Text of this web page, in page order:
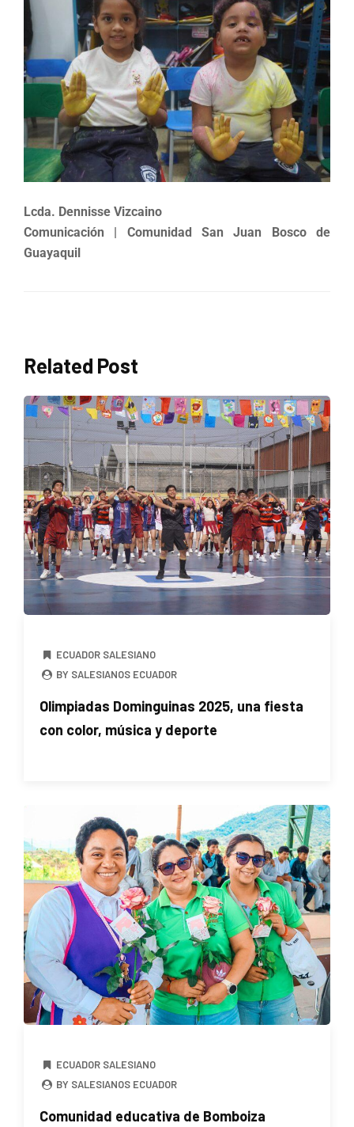
Lcda. Dennisse Vizcaino
Comunicación | Comunidad San Juan Bosco de
Guayaquil
Related Post
ECUADOR SALESIANO
BY SALESIANOS ECUADOR
Olimpiadas Dominguinas 2025, una fiesta
con color, música y deporte
ECUADOR SALESIANO
BY SALESIANOS ECUADOR
Comunidad educativa de Bomboiza